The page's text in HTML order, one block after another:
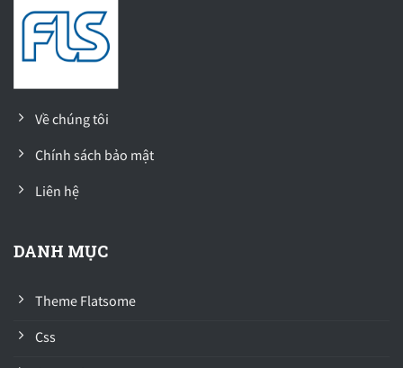
Về chúng tôi
Chính sách bảo mật
Liên hệ
DANH MỤC
Theme Flatsome
Css